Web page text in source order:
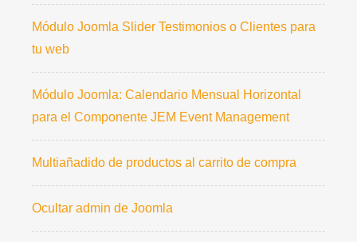
Módulo Joomla Slider Testimonios o Clientes para
tu web
Módulo Joomla: Calendario Mensual Horizontal
para el Componente JEM Event Management
Multiañadido de productos al carrito de compra
Ocultar admin de Joomla